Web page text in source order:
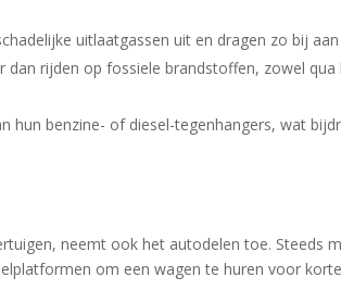
uitlaatgassen uit en dragen zo bij
dan rijden op fossiele brandstoffen, zowel
hun benzine- of diesel-tegenhangers, wat
neemt ook het autodelen toe. Steeds
om een wagen te huren voor